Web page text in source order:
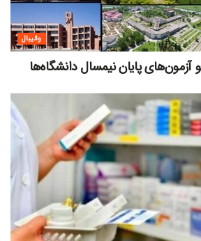
والیبال
آزمون‌های پایان نیمسال دانشگاه‌ها